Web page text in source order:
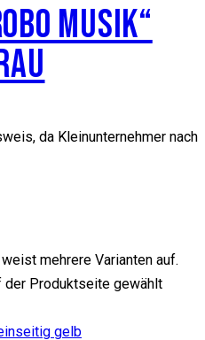
MUSIK“
da Kleinunternehmer nach
mehrere Varianten auf.
der Produktseite gewählt